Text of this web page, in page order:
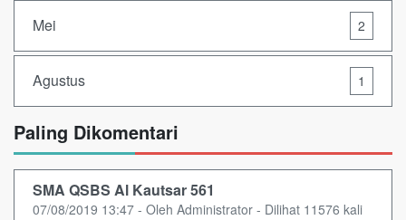
Mei 2
Agustus 1
Paling Dikomentari
SMA QSBS Al Kautsar 561
07/08/2019 13:47 - Oleh Administrator - Dilihat 11576 kali